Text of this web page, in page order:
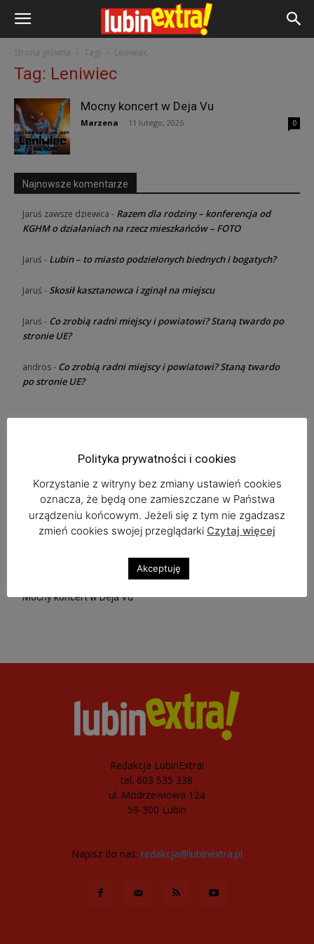
Strona główna Tagi Leniwiec
Tag: Leniwiec
Mocny koncert w Deja Vu
Marzena 11 lutego, 2026 0
Najnowsze komentarze
Jaruś zawsze dziewica - Razem dla rodziny – konferencja od
KGHM o działaniach na rzecz mieszkańców – FOTO
Jaruś - Lubin – to miasto podzielonych biednych i bogatych?
Jaruś - Skosił kasztanowca i zginął na miejscu
Jaruś - Co zrobią radni miejscy i powiatowi? Staną twardo po
stronie UE?
andros- Co zrobią radni miejscy i powiatowi? Staną twardo
po stronie UE?
Dołącz do rugbystów w Lubinie
Ratujmy Zuzę, proszą rodzice
Zaplanuj już dziś Bieg Tropem Wilczym
Copper Festival w „Beatka Music Club” i Feel The Emotions
Mocny koncert w Deja Vu
Redakcja LubinExtra!
tel. 603 535 338
ul. Modrzewiowa 12a
59-300 Lubin
Napisz do nas: redakcja@lubinextra.pl
Polityka prywatności i cookies
Korzystanie z witryny bez zmiany ustawień cookies
oznacza, że będą one zamieszczane w Państwa
urządzeniu końcowym. Jeżeli się z tym nie zgadzasz
zmień cookies swojej przeglądarki Czytaj więcej
Akceptuję